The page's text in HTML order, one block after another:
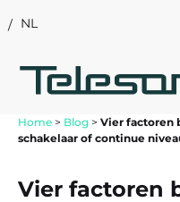
NL
Home > Blog > Vier factoren
schakelaar of continue
Vier factoren